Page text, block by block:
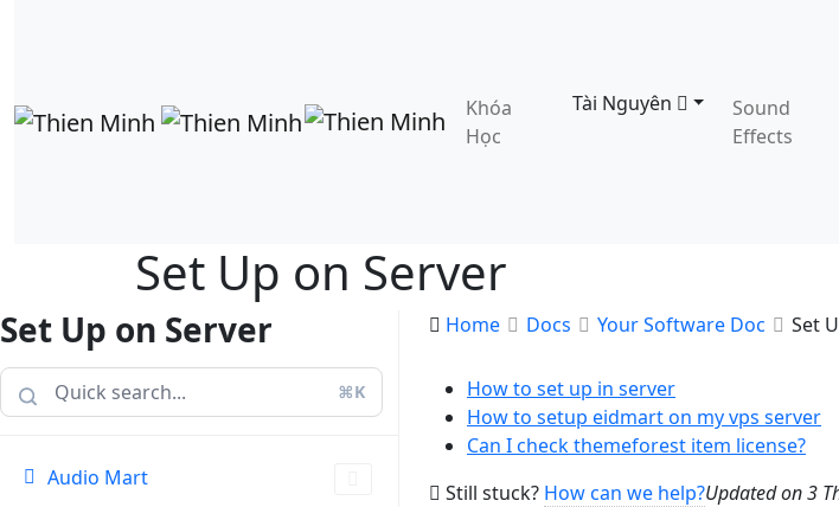
Khóa
Học
Tài Nguyên
Sound
Effects
Set Up on Server
Set Up on Server
⌘K
Audio Mart
Home Docs Your Software Doc Set
How to set up in server
How to setup eidmart on my vps server
Can I check themeforest item license?
Still stuck? How can we help?Updated on 3